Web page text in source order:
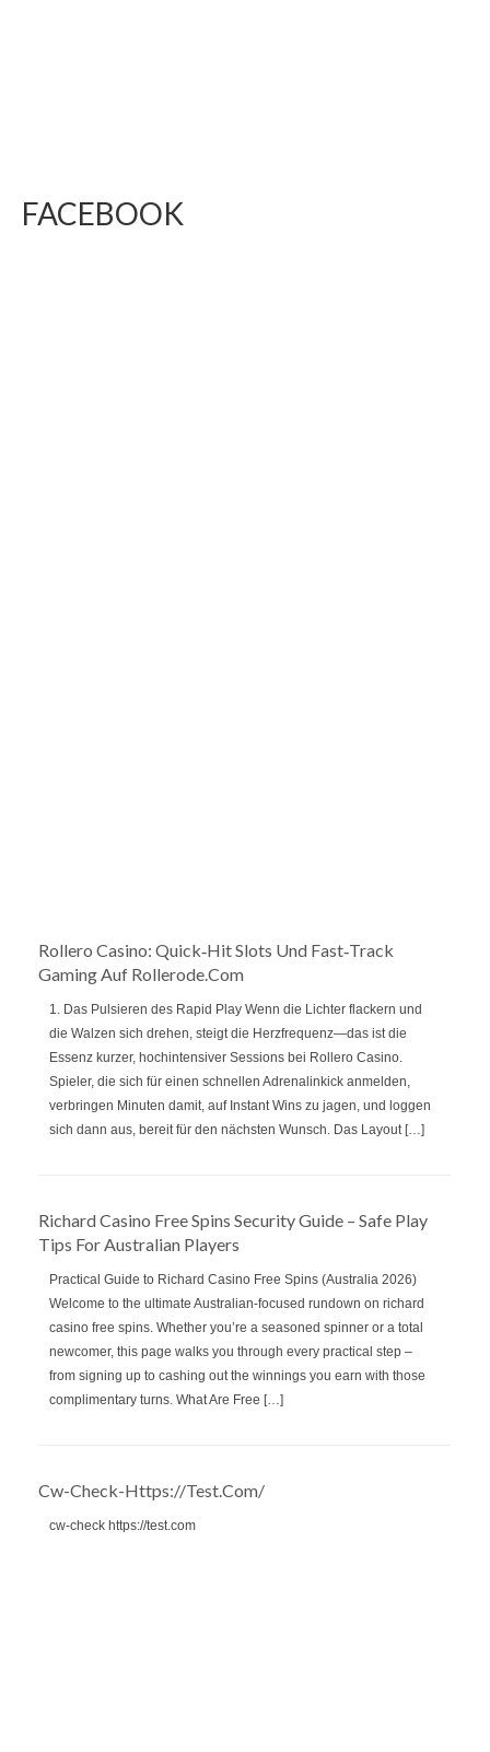
FACEBOOK
Rollero Casino: Quick‑Hit Slots Und Fast‑Track
Gaming Auf Rollerode.com
1. Das Pulsieren des Rapid Play Wenn die Lichter flackern und
die Walzen sich drehen, steigt die Herzfrequenz—das ist die
Essenz kurzer, hochintensiver Sessions bei Rollero Casino.
Spieler, die sich für einen schnellen Adrenalinkick anmelden,
verbringen Minuten damit, auf Instant Wins zu jagen, und loggen
sich dann aus, bereit für den nächsten Wunsch. Das Layout […]
Richard Casino Free Spins Security Guide – Safe Play
Tips For Australian Players
Practical Guide to Richard Casino Free Spins (Australia 2026)
Welcome to the ultimate Australian‑focused rundown on richard
casino free spins. Whether you’re a seasoned spinner or a total
newcomer, this page walks you through every practical step –
from signing up to cashing out the winnings you earn with those
complimentary turns. What Are Free […]
Cw-Check-Https://test.com/
cw-check https://test.com